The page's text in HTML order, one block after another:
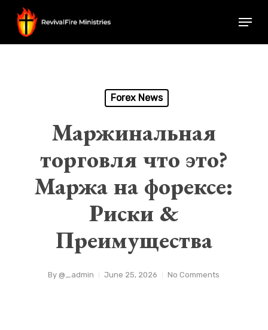
main
Menu
Forex News
Маржинальная
торговля что это?
Маржа на форексе:
Риски &
Преимущества
By @_admin June 25, 2026 No Comments